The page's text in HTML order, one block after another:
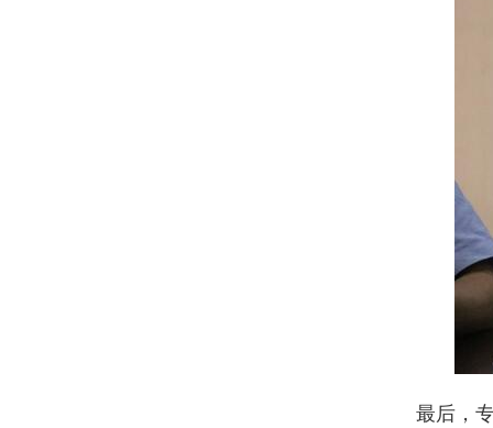
最后，